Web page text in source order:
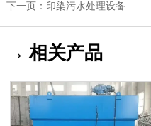
下一页： 印染污水处理设备
→ 相关产品